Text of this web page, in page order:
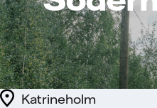
Katrineholm